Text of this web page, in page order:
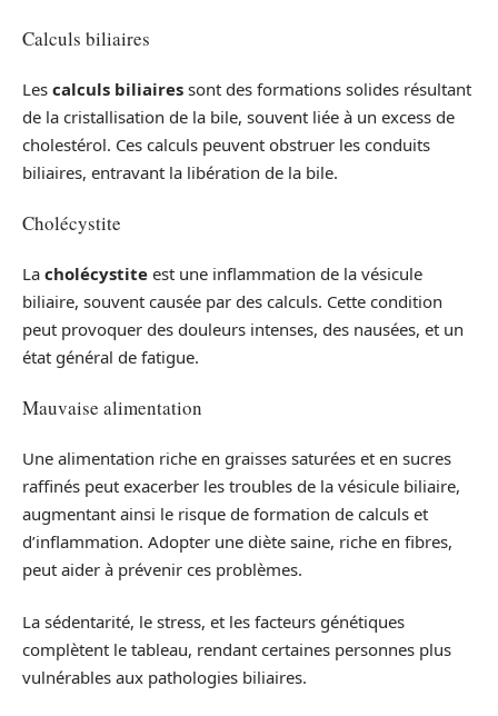
Calculs biliaires
Les calculs biliaires sont des formations solides résultant
de la cristallisation de la bile, souvent liée à un excess de
cholestérol. Ces calculs peuvent obstruer les conduits
biliaires, entravant la libération de la bile.
Cholécystite
La cholécystite est une inflammation de la vésicule
biliaire, souvent causée par des calculs. Cette condition
peut provoquer des douleurs intenses, des nausées, et un
état général de fatigue.
Mauvaise alimentation
Une alimentation riche en graisses saturées et en sucres
raffinés peut exacerber les troubles de la vésicule biliaire,
augmentant ainsi le risque de formation de calculs et
d’inflammation. Adopter une diète saine, riche en fibres,
peut aider à prévenir ces problèmes.
La sédentarité, le stress, et les facteurs génétiques
complètent le tableau, rendant certaines personnes plus
vulnérables aux pathologies biliaires.